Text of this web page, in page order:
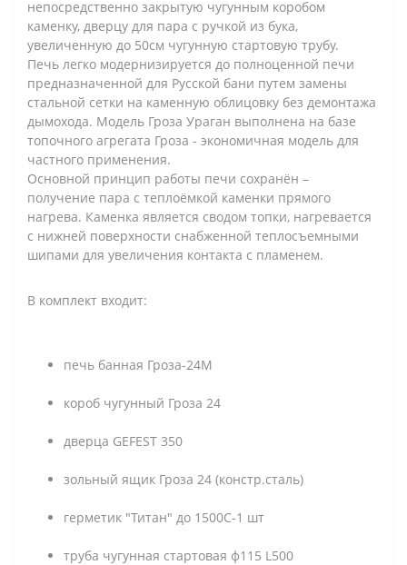
непосредственно закрытую чугунным коробом
каменку, дверцу для пара с ручкой из бука,
увеличенную до 50см чугунную стартовую трубу.
Печь легко модернизируется до полноценной печи
предназначенной для Русской бани путем замены
стальной сетки на каменную облицовку без демонтажа
дымохода. Модель Гроза Ураган выполнена на базе
топочного агрегата Гроза - экономичная модель для
частного применения.
Основной принцип работы печи сохранён –
получение пара с теплоёмкой каменки прямого
нагрева. Каменка является сводом топки, нагревается
с нижней поверхности снабженной теплосъемными
шипами для увеличения контакта с пламенем.
В комплект входит:
печь банная Гроза-24М
короб чугунный Гроза 24
дверца GEFEST 350
зольный ящик Гроза 24 (констр.сталь)
герметик "Титан" до 1500С-1 шт
труба чугунная стартовая ф115 L500